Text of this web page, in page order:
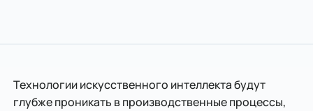
Технологии искусственного интеллекта будут
глубже проникать в производственные процессы,